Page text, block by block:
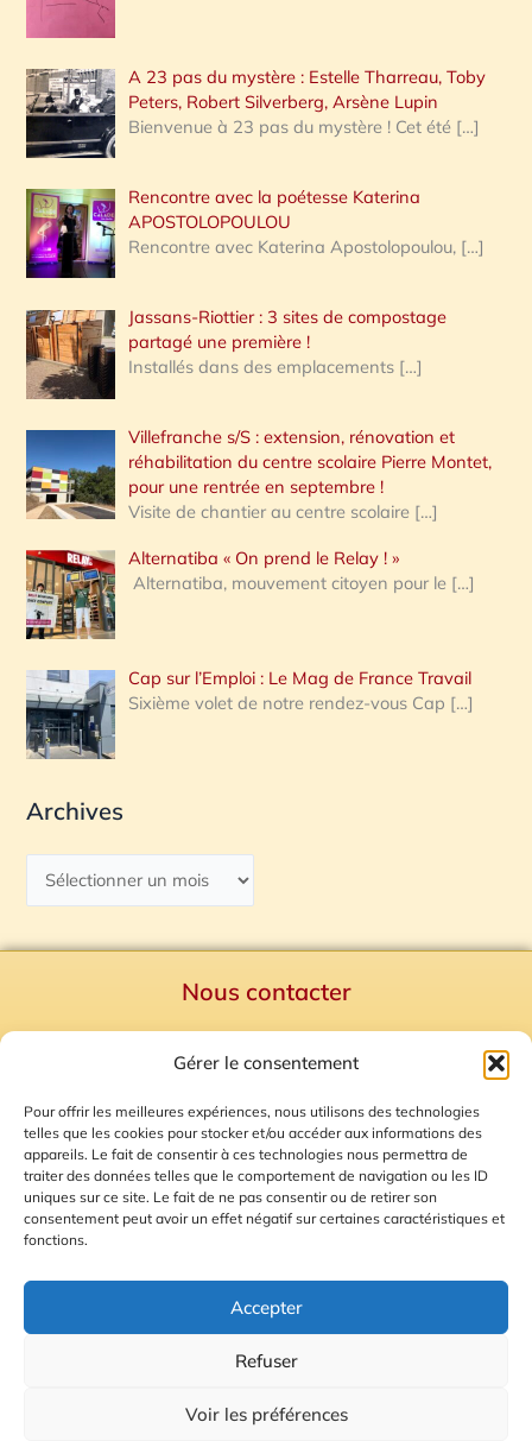
Gérer le consentement
Pour offrir les meilleures expériences, nous utilisons des technologies
telles que les cookies pour stocker et/ou accéder aux informations des
appareils. Le fait de consentir à ces technologies nous permettra de
traiter des données telles que le comportement de navigation ou les ID
uniques sur ce site. Le fait de ne pas consentir ou de retirer son
consentement peut avoir un effet négatif sur certaines caractéristiques et
fonctions.
Accepter
Refuser
Voir les préférences
A 23 pas du mystère : Estelle Tharreau, Toby
Peters, Robert Silverberg, Arsène Lupin
Bienvenue à 23 pas du mystère ! Cet été […]
Rencontre avec la poétesse Katerina
APOSTOLOPOULOU
Rencontre avec Katerina Apostolopoulou, […]
Jassans-Riottier : 3 sites de compostage
partagé une première !
Installés dans des emplacements […]
Villefranche s/S : extension, rénovation et
réhabilitation du centre scolaire Pierre Montet,
pour une rentrée en septembre !
Visite de chantier au centre scolaire […]
Alternatiba « On prend le Relay ! »
Alternatiba, mouvement citoyen pour le […]
Cap sur l’Emploi : Le Mag de France Travail
Sixième volet de notre rendez-vous Cap […]
Archives
Nous contacter
Mentions Légales
Plan du site
Gestion des Cookies
© 2026 Radio Calade